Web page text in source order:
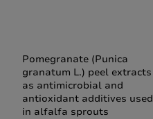
Pomegranate (Punica
granatum L.) peel extracts
as antimicrobial and
antioxidant additives used
in alfalfa sprouts